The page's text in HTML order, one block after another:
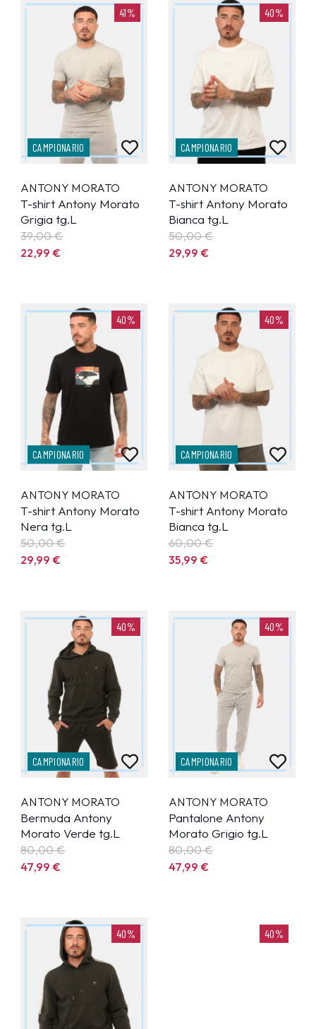
41%
CAMPIONARIO
ANTONY MORATO
T-shirt Antony Morato
Grigia tg.L
39,00 €
22,99€
40%
CAMPIONARIO
ANTONY MORATO
T-shirt Antony Morato
Bianca tg.L
50,00 €
29,99€
40%
CAMPIONARIO
ANTONY MORATO
T-shirt Antony Morato
Nera tg.L
50,00 €
29,99€
40%
CAMPIONARIO
ANTONY MORATO
T-shirt Antony Morato
Bianca tg.L
60,00 €
35,99€
40%
CAMPIONARIO
ANTONY MORATO
Bermuda Antony
Morato Verde tg.L
80,00 €
47,99€
40%
CAMPIONARIO
ANTONY MORATO
Pantalone Antony
Morato Grigio tg.L
80,00 €
47,99€
40% 40%